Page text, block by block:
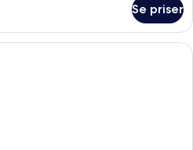
Se priser
Et hotelværelse med seng,